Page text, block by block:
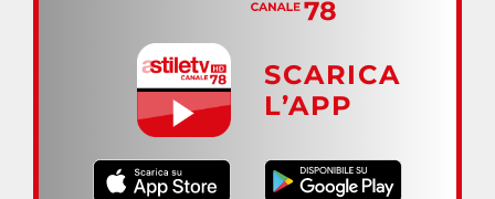
SCARICA
L’APP